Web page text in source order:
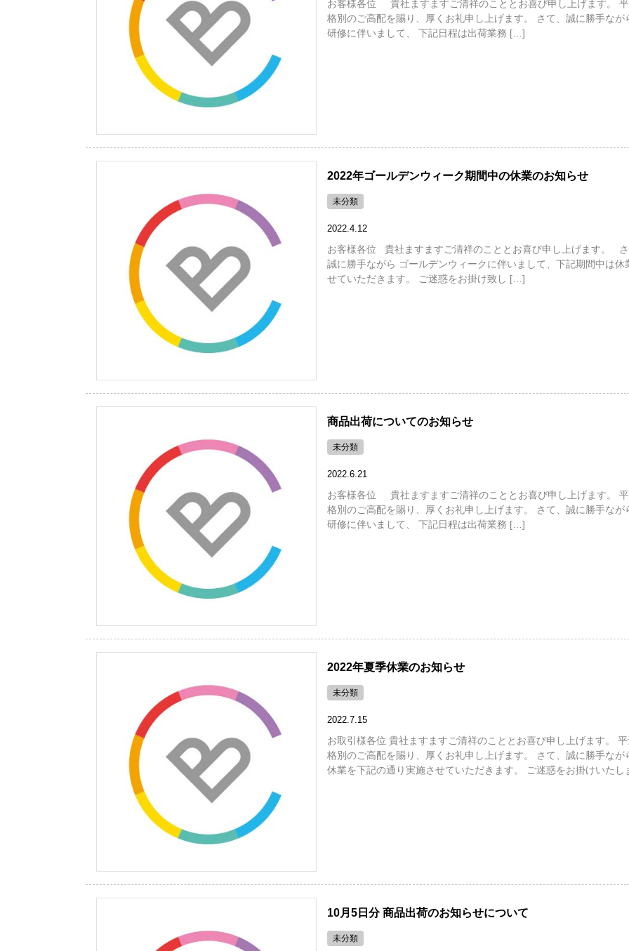
お客様各位 貴社ますますご清祥のこととお喜び申し上げます。
格別のご高配を賜り、厚くお礼申し上げます。 さて、誠に勝手なが
研修に伴いまして、 下記日程は出荷業務 […]
2022年ゴールデンウィーク期間中の休業のお知らせ
未分類
2022.4.12
お客様各位 貴社ますますご清祥のこととお喜び申し上げます。 さ
誠に勝手ながら ゴールデンウィークに伴いまして、下記期間中は休
せていただきます。 ご迷惑をお掛け致し […]
商品出荷についてのお知らせ
未分類
2022.6.21
お客様各位 貴社ますますご清祥のこととお喜び申し上げます。
格別のご高配を賜り、厚くお礼申し上げます。 さて、誠に勝手なが
研修に伴いまして、 下記日程は出荷業務 […]
2022年夏季休業のお知らせ
未分類
2022.7.15
お取引様各位 貴社ますますご清祥のこととお喜び申し上げます。
格別のご高配を賜り、厚くお礼申し上げます。 さて、誠に勝手なが
休業を下記の通り実施させていただきます。 ご迷惑をお掛けいた
10月5日分 商品出荷のお知らせについて
未分類